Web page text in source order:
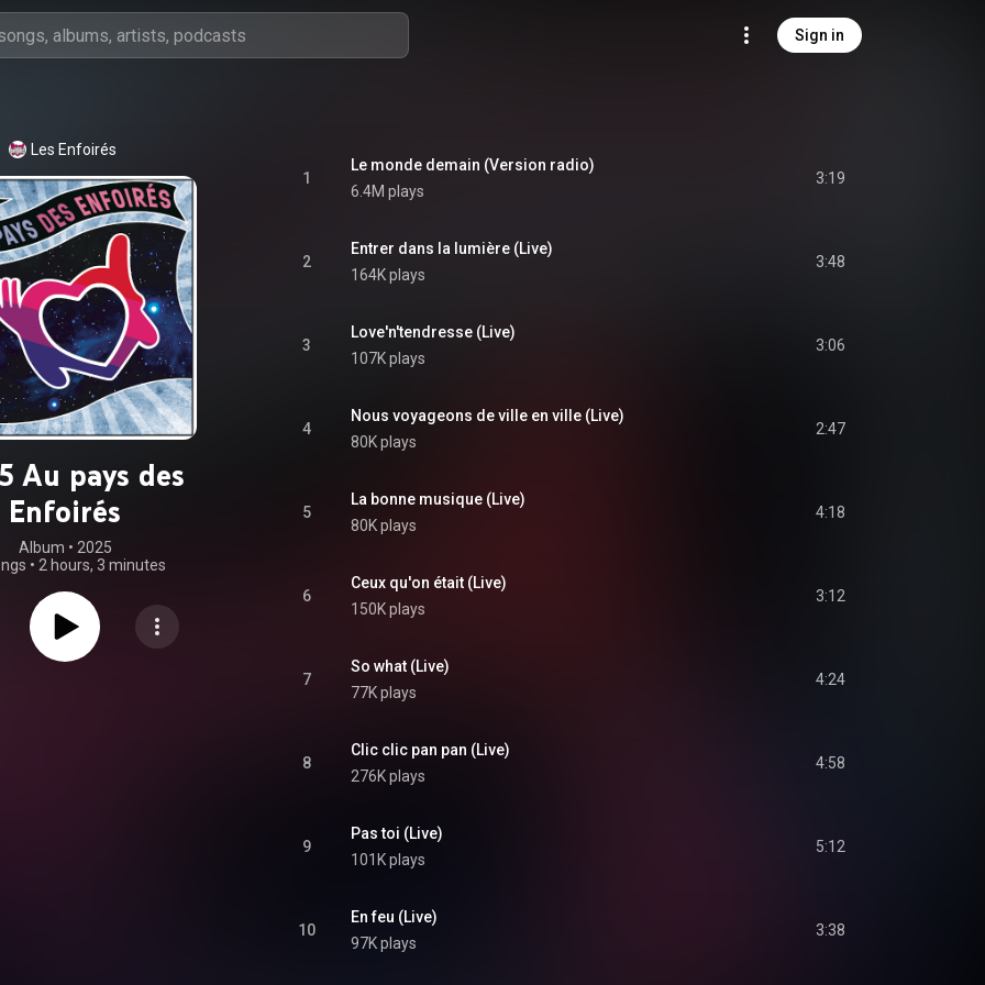
Sign in
Les Enfoirés
Au pays des
Enfoirés
Album • 2025
• 2 hours, 3 minutes
1
Le monde demain (Version radio)
6.4M plays
3:19
2
Entrer dans la lumière (Live)
164K plays
3:48
3
Love'n'tendresse (Live)
107K plays
3:06
4
Nous voyageons de ville en ville (Live)
80K plays
2:47
5
La bonne musique (Live)
80K plays
4:18
6
Ceux qu'on était (Live)
150K plays
3:12
7
So what (Live)
77K plays
4:24
8
Clic clic pan pan (Live)
276K plays
4:58
9
Pas toi (Live)
101K plays
5:12
10
En feu (Live)
97K plays
3:38